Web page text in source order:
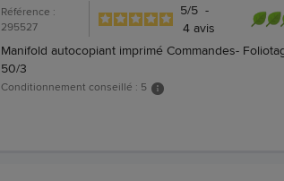
Référence :
295527
5/5 -
4 avis
Manifold autocopiant imprimé Commandes-
50/3
Conditionnement conseillé : 5